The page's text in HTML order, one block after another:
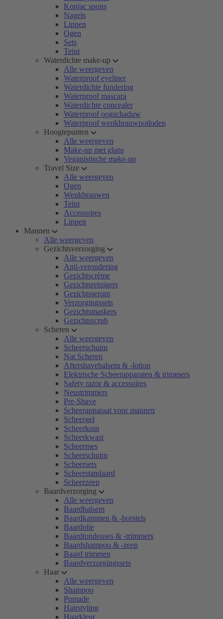
Konjac spons
Nagels
Lippen
Ogen
Sets
Teint
Waterdichte make-up
Alle weergeven
Waterproof eyeliner
Waterdichte fundering
Waterproof mascara
Waterdichte concealer
Waterproof oogschaduw
Waterproof wenkbrauwpotloden
Hoogtepunten
Alle weergeven
Make-up met glans
Veganistische make-up
Travel Size
Alle weergeven
Ogen
Wenkbrauwen
Teint
Accessoires
Lippen
Mannen
Alle weergeven
Gezichtsverzorging
Alle weergeven
Anti-veroudering
Gezichtscrème
Gezichtsreinigers
Gezichtsserum
Verzorgingssets
Gezichtsmaskers
Gezichtsscrub
Scheren
Alle weergeven
Scheerschuim
Nat Scheren
Aftershavebalsem & -lotion
Elektrische Scheerapparaten & trimmers
Safety razor & accessoires
Neustrimmers
Pre-Shave
Scheerapparaat voor mannen
Scheergel
Scheerkom
Scheerkwast
Scheermes
Scheerschuim
Scheersets
Scheerstandaard
Scheerzeep
Baardverzorging
Alle weergeven
Baardbalsem
Baardkammen & -borstels
Baardolie
Baardtondeuses & -trimmers
Baardshampoo & -zeep
Baard trimmen
Baardverzorgingssets
Haar
Alle weergeven
Shampoo
Pomade
Hairstyling
Haarkleur